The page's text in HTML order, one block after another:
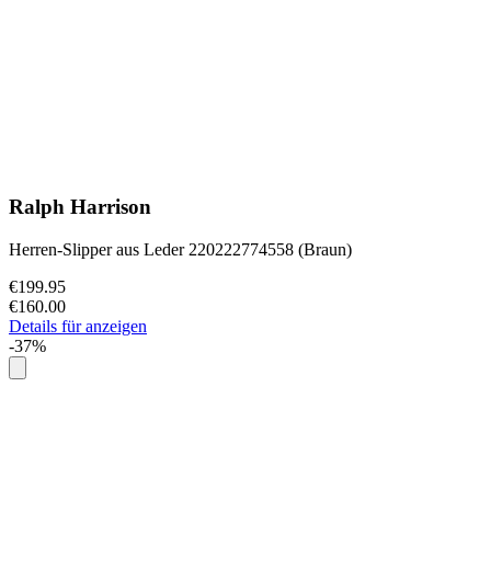
Ralph Harrison
Herren-Slipper aus Leder 220222774558 (Braun)
€199.95
€160.00
Details für anzeigen
-37%